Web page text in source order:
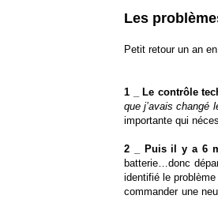
Les
Petit retour un an
1 _ Le contrôle
que j’avais
importante qui
2 _ Puis il y a 6
batterie…donc
identifié le
commander une